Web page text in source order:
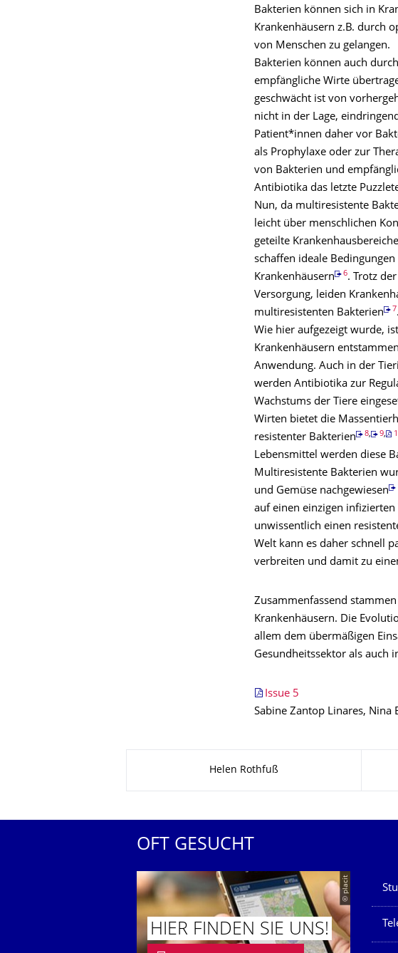
Bakterien können sich in
Krankenhäusern z.B. durch
von Menschen zu gelangen.
Bakterien können auch
empfängliche Wirte
geschwächt ist von
nicht in der Lage,
Patient*innen daher vor
als Prophylaxe oder zur
von Bakterien und
Antibiotika das letzte
Nun, da multiresistente
leicht über menschlichen
geteilte
schaffen ideale
Krankenhäusern
6. Trotz
Versorgung, leiden
multiresistenten Bakterien
7.
Wie hier aufgezeigt wurde,
Krankenhäusern
Anwendung. Auch in der
werden Antibiotika zur
Wachstums der Tiere
Wirten bietet die
resistenter Bakterien
8, 9,
Lebensmittel werden diese
Multiresistente Bakterien
und Gemüse nachgewiesen
auf einen einzigen
unwissentlich einen
Welt kann es daher schnell
verbreiten und damit zu
Zusammenfassend
Krankenhäusern. Die
allem dem übermäßigen
Gesundheitssektor als auch
Issue 5
Sabine Zantop Linares, Nina
Helen Rothfuß
OFT GESUCHT
© placit
HIER FINDEN SIE UNS!